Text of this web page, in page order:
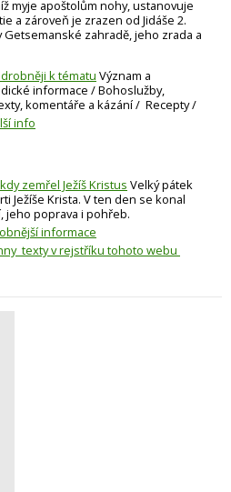
myje apoštolům nohy, ustanovuje
a zároveň je zrazen od Jidáše 2.
Getsemanské zahradě, jeho zrada a
k tématu Význam a
informace / Bohoslužby,
komentáře a kázání / Recepty /
info
zemřel Ježíš Kristus Velký pátek
Ježíše Krista. V ten den se konal
jeho poprava i pohřeb.
informace
texty v rejstříku tohoto webu